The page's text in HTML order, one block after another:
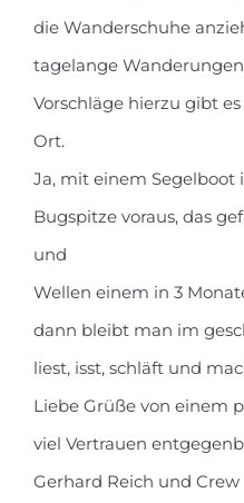
die Wanderschuhe
tagelange
Vorschläge hierzu gibt
Ort.
Ja, mit einem
Bugspitze voraus, das
und
Wellen einem in 3
dann bleibt man im
liest, isst, schläft und
Liebe Grüße von einem
viel Vertrauen
Gerhard Reich und